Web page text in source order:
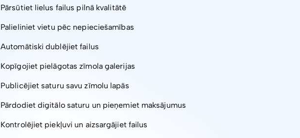
Pārsūtiet lielus failus pilnā kvalitātē
Palieliniet vietu pēc nepieciešamības
Automātiski dublējiet failus
Kopīgojiet pielāgotas zīmola galerijas
Publicējiet saturu savu zīmolu lapās
Pārdodiet digitālo saturu un pieņemiet maksājumus
Kontrolējiet piekļuvi un aizsargājiet failus